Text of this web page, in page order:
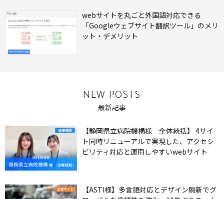
webサイトを丸ごと外国語対応できる
「Googleウェブサイト翻訳ツール」のメリ
ット・デメリット
NEW POSTS
最新記事
【静岡県立病院機構様 全体統括】 4サイ
ト同時リニューアルで実現した、アクセシ
ビリティ対応と運用しやすいwebサイト
【ASTI様】多言語対応とデザイン刷新でグ